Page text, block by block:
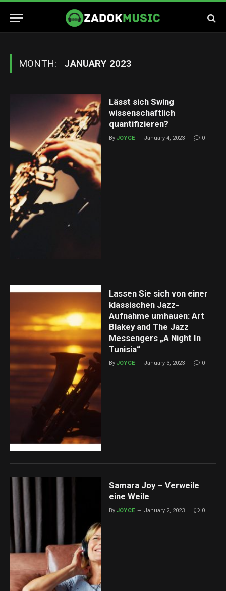
MONTH: JANUARY 2023
Lässt sich Swing
wissenschaftlich
quantifizieren?
By JOYCE January 4, 2023 0
Lassen Sie sich von einer
klassischen Jazz-
Aufnahme umhauen: Art
Blakey and The Jazz
Messengers „A Night In
Tunisia“
By JOYCE January 3, 2023 0
Samara Joy – Verweile
eine Weile
By JOYCE January 2, 2023 0